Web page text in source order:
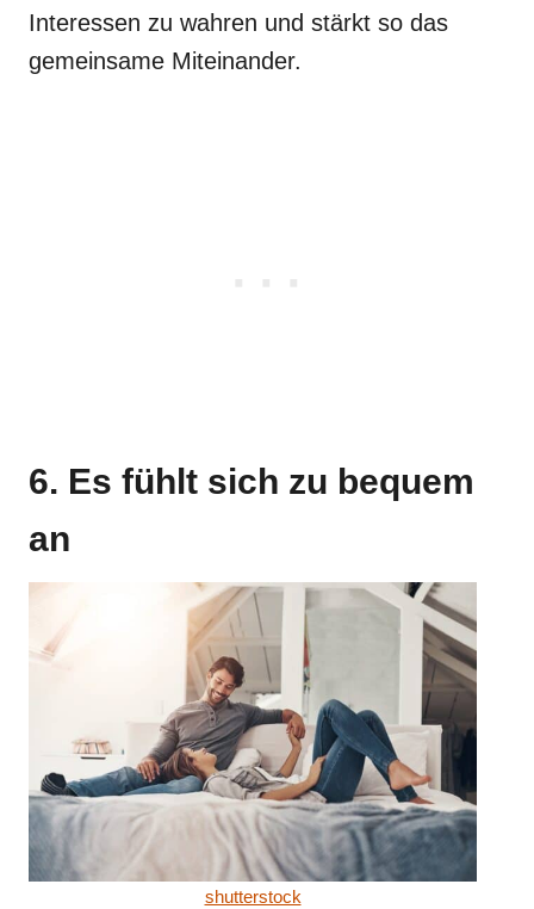
Interessen zu wahren und stärkt so das
gemeinsame Miteinander.
6. Es fühlt sich zu bequem
an
shutterstock